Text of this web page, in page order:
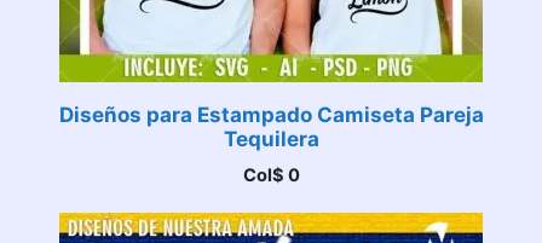
Diseños para Estampado Camiseta Pareja
Tequilera
Col$ 0